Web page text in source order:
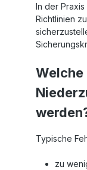
In der
Richtlinien
Welche
Typische
zu